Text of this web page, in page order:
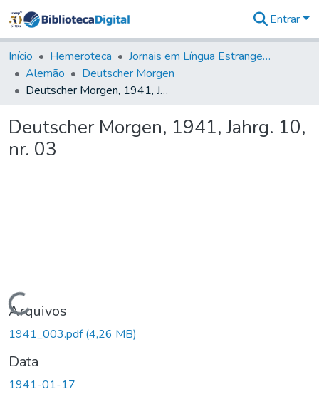
&
Coleções
Tudo na
Biblioteca
Estatísticas
Entrar
Início Hemeroteca
Jornais em Língua Estrangeira
Alemão
Deutscher Morgen
Deutscher Morgen, 1941, Jahrg. 10, nr. 03
Deutscher Morgen, 1941, Jahrg. 10,
nr. 03
Carregando...
Arquivos
1941_003.pdf(4,26 MB)
Data
1941-01-17